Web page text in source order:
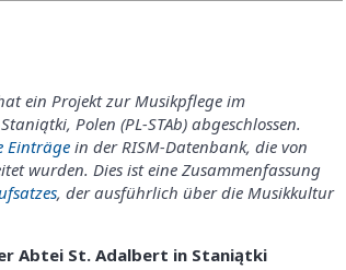
ein Projekt zur Musikpflege im
Polen (PL-STAb) abgeschlossen.
Einträge in der RISM-Datenbank, die von
wurden. Dies ist eine Zusammenfassung
, der ausführlich über die Musikkultur
Abtei St. Adalbert in Staniątki